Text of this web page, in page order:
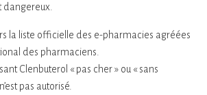
la liste officielle des e-pharmacies agréées
des pharmaciens.
Clenbuterol « pas cher » ou « sans
pas autorisé.